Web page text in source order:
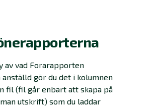
av vad Forarapporten
gör du det i kolumnen
fil (fil går enbart att skapa på
utskrift) som du laddar